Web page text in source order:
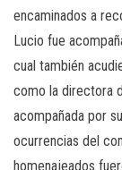
encaminados a
Lucio fue
cual también
como la directora
acompañada por
ocurrencias del
homenajeados